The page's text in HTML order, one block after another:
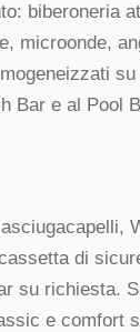
biberoneria
microonde,
Bar e al Pool
di
su richiesta.
e comfort